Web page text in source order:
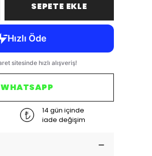
SEPETE EKLE
WHATSAPP
14 gün içinde
iade değişim